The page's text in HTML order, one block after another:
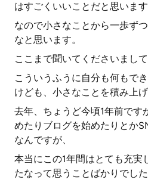
はすごくいいことだと思います
なので小さなことから一歩ず
なと思います。
ここまで聞いてくださいまし
こういうふうに自分も何もで
けども、小さなことを積み上げ
去年、ちょうど今頃1年前です
めたりブログを始めたりとか
なんですが、
本当にこの1年間はとても充実
たなって思うことばかりでした